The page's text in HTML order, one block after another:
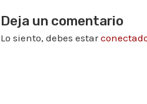
Deja un comentario
Lo siento, debes estar